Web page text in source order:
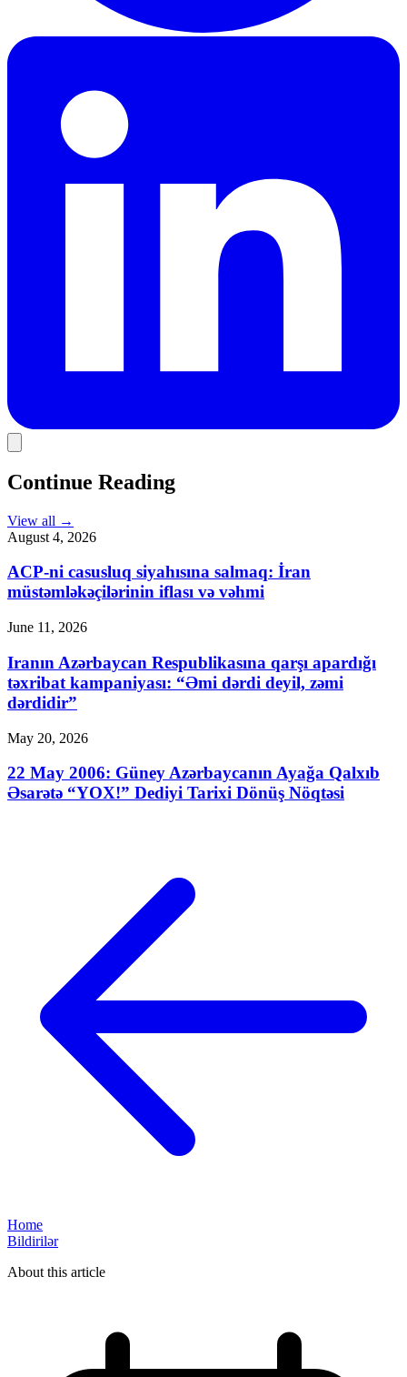
Continue Reading
View all →
August 4, 2026
ACP-ni casusluq siyahısına salmaq: İran
müstəmləkəçilərinin iflası və vəhmi
June 11, 2026
Iranın Azərbaycan Respublikasına qarşı apardığı
təxribat kampaniyası: “Əmi dərdi deyil, zəmi
dərdidir”
May 20, 2026
22 May 2006: Güney Azərbaycanın Ayağa Qalxıb
Əsarətə “YOX!” Dediyi Tarixi Dönüş Nöqtəsi
Home
Bildirilər
About this article